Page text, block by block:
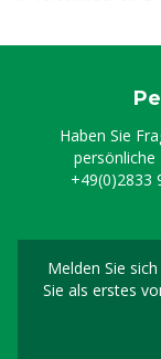
Haben Sie
+49(0)2833
Melden Sie
Sie als erstes